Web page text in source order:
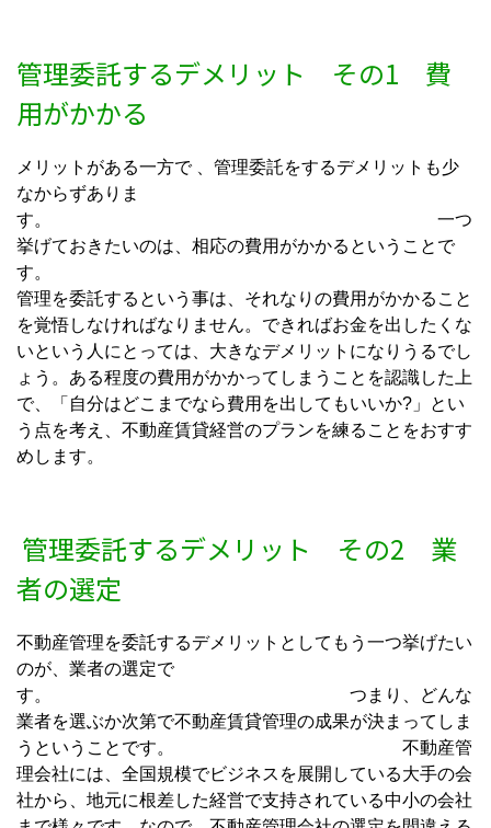
管理委託するデメリット その1 費
用がかかる
メリットがある一方で 、管理委託をするデメリットも少
なからずありま
す。 一つ
挙げておきたいのは、相応の費用がかかるということで
す。
管理を委託するという事は、それなりの費用がかかること
を覚悟しなければなりません。できればお金を出したくな
いという人にとっては、大きなデメリットになりうるでし
ょう。ある程度の費用がかかってしまうことを認識した上
で、「自分はどこまでなら費用を出してもいいか?」とい
う点を考え、不動産賃貸経営のプランを練ることをおすす
めします。
管理委託するデメリット その2 業
者の選定
不動産管理を委託するデメリットとしてもう一つ挙げたい
のが、業者の選定で
す。 つまり、どんな
業者を選ぶか次第で不動産賃貸管理の成果が決まってしま
うということです。 不動産管
理会社には、全国規模でビジネスを展開している大手の会
社から、地元に根差した経営で支持されている中小の会社